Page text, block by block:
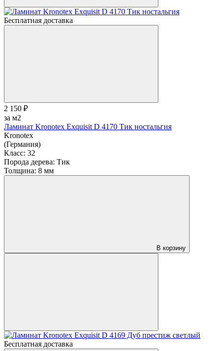
Бесплатная доставка
2 150 ₽
за м2
Ламинат Kronotex Exquisit D 4170 Тик ностальгия
Kronotex
(Германия)
Класс: 32
Порода дерева: Тик
Толщина: 8 мм
В корзину
Бесплатная доставка